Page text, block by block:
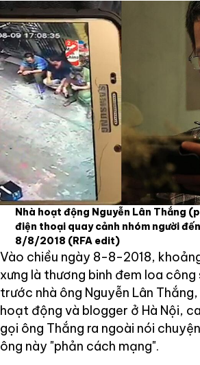
Nhà hoạt động Nguyễn Lân Thắng
điện thoại quay cảnh nhóm người
8/8/2018 (RFA edit)
Vào chiều ngày 8-8-2018,
xưng là thương binh đem loa
trước nhà ông Nguyễn Lân
hoạt động và blogger ở Hà Nội,
gọi ông Thắng ra ngoài nói
ông này "phản cách mạng".